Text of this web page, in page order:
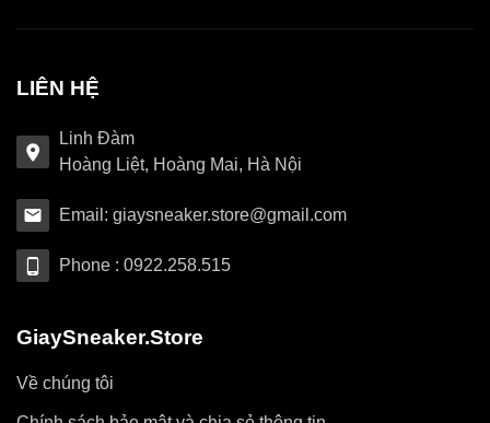
LIÊN HỆ
Linh Đàm
Hoàng Liệt, Hoàng Mai, Hà Nội
Email: giaysneaker.store@gmail.com
Phone : 0922.258.515
GiaySneaker.Store
Về chúng tôi